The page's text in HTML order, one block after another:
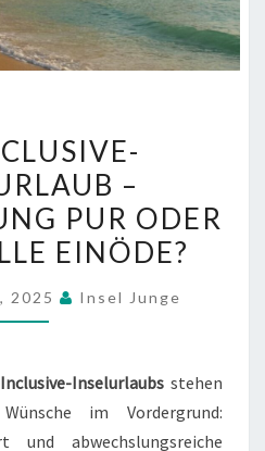
INCLUSIVE-
INSELURLAUB
–
ENTSPANNUNG
ODER
–
PUR ODER
EINÖDE?
2025 Insel Junge
Inselurlaubsstehen
im Vordergrund:
und abwechslungsreiche